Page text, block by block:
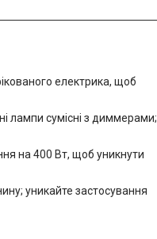
електрика, щоб
лампи сумісні з диммерами;
на 400 Вт, щоб уникнути
уникайте застосування